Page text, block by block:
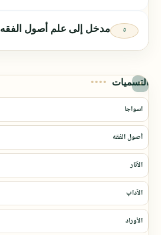
مدخل إلى علم أصول الفقه
التسميات